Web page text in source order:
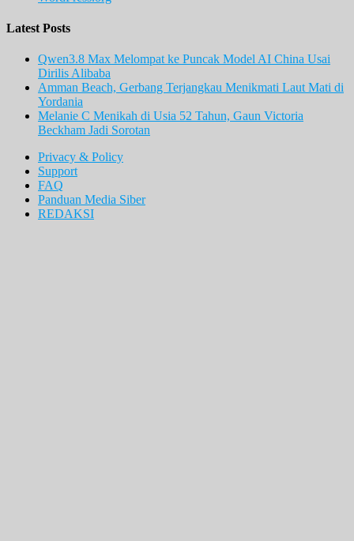
Latest Posts
Qwen3.8 Max Melompat ke Puncak Model AI China Usai
Dirilis Alibaba
Amman Beach, Gerbang Terjangkau Menikmati Laut Mati di
Yordania
Melanie C Menikah di Usia 52 Tahun, Gaun Victoria
Beckham Jadi Sorotan
Privacy & Policy
Support
FAQ
Panduan Media Siber
REDAKSI